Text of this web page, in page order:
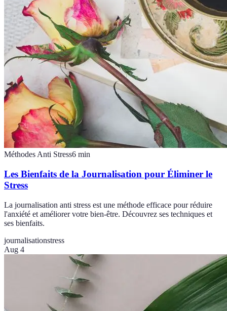
Méthodes Anti Stress6 min
Les Bienfaits de la Journalisation pour Éliminer le
Stress
La journalisation anti stress est une méthode efficace pour réduire
l'anxiété et améliorer votre bien-être. Découvrez ses techniques et
ses bienfaits.
journalisationstress
Aug 4